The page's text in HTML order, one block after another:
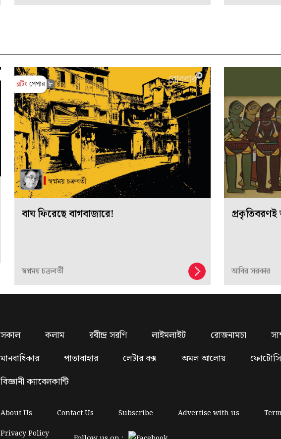
বাঘ ফিরেছে বাগবাজারে!
স্বপ্নময় চক্রবর্তী
প্রকৃতিবরণই
আবির সরকার
সকাল কলাম রবীন্দ্র সরণি লাইমলাইট রোজনামচা
মানবাধিকার
পাতাবাহার লেটার বক্স অমল আলোয়
বিজ্ঞানী ক্যাবেলকান্টি
About Us Contact Us Subscribe Advertise with us
Privacy Policy